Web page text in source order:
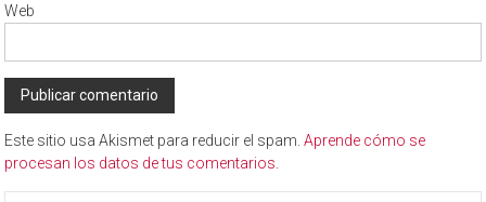
Web
Este sitio usa Akismet para reducir el spam.Aprende cómo se
procesan los datos de tus comentarios.